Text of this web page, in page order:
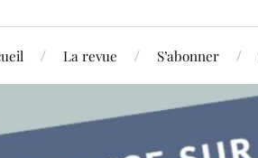
La revue S’abonner